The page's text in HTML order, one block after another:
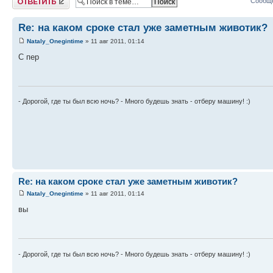
Re: на каком сроке стал уже заметным животик?
Nataly_Onegintime » 11 авг 2011, 01:14
С пер
- Дорогой, где ты был всю ночь? - Много будешь знать - отберу машину! :)
Re: на каком сроке стал уже заметным животик?
Nataly_Onegintime » 11 авг 2011, 01:14
вы
- Дорогой, где ты был всю ночь? - Много будешь знать - отберу машину! :)